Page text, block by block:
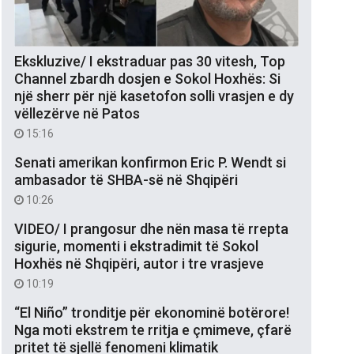
Ekskluzive/ I ekstraduar pas 30 vitesh, Top
Channel zbardh dosjen e Sokol Hoxhës: Si
një sherr për një kasetofon solli vrasjen e dy
vëllezërve në Patos
15:16
Senati amerikan konfirmon Eric P. Wendt si
ambasador të SHBA-së në Shqipëri
10:26
VIDEO/ I prangosur dhe nën masa të rrepta
sigurie, momenti i ekstradimit të Sokol
Hoxhës në Shqipëri, autor i tre vrasjeve
10:19
“El Niño” tronditje për ekonominë botërore!
Nga moti ekstrem te rritja e çmimeve, çfarë
pritet të sjellë fenomeni klimatik